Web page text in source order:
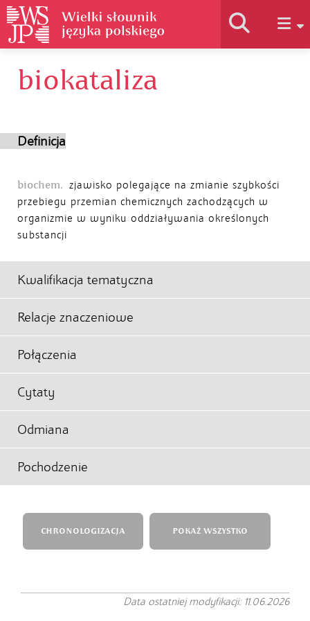
Historia słownika
Autorzy
biokataliza
Definicja
biochem. zjawisko polegające na zmianie szybkości
przebiegu przemian chemicznych zachodzących w
organizmie w wyniku oddziaływania określonych
substancji
Kwalifikacja tematyczna
Relacje znaczeniowe
Połączenia
Cytaty
Odmiana
Pochodzenie
CHRONOLOGIZACJA POKAŻ WSZYSTKO
Data ostatniej modyfikacji: 11.06.2026